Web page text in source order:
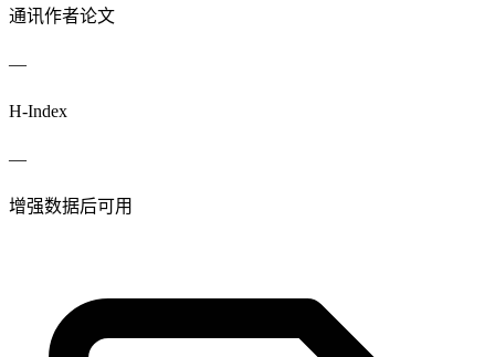
通讯作者论文
—
H-Index
—
增强数据后可用